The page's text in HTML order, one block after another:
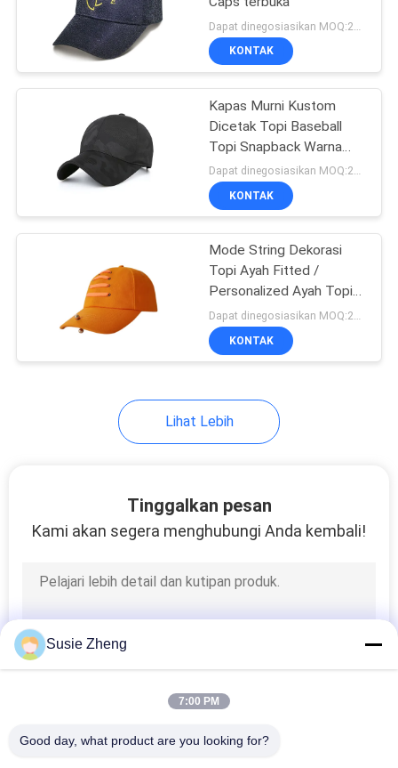
Topi Ayah Olahraga
162
Topi Ember Nelayan
Topi Rajut Beanie
Topi Kadet Militer
KONTAK
Kapas Murni Kustom
Dicetak Topi Baseball
Topi Snapback Warna
Tersedia
Dapat dinegosiasikan MOQ:20 / gaya
KONTAK
Mode String Dekorasi
Topi Ayah Fitted /
Personalized Ayah Topi
Penggunaan PerempuanDapat dinegosiasikan MOQ:20 / gaya
KONTAK
Lihat Lebih
Tinggalkan pesan
Kami akan segera menghubungi Anda kembali!
Susie Zheng
7:00 PM
Good day, what product are you looking for?